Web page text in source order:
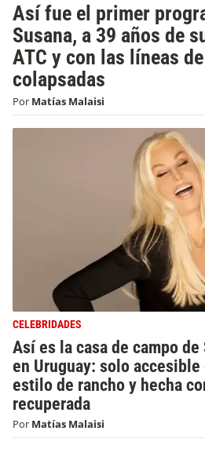
Así fue el primer
Susana, a 39 años de
ATC y con las líneas
colapsadas
Por Matías Malaisi
CELEBRIDADES
Así es la casa de campo de
en Uruguay: solo
estilo de rancho y hecha
recuperada
Por Matías Malaisi